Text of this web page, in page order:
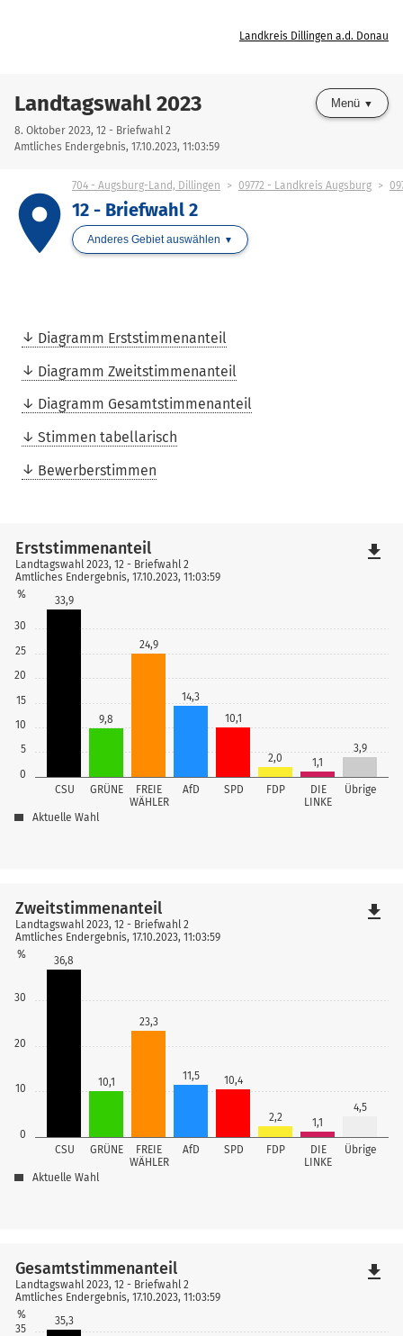
Landkreis Dillingen a.d. Donau
Landtagswahl 2023
8. Oktober 2023, 12 - Briefwahl 2
Amtliches Endergebnis, 17.10.2023, 11:03:59
Menü
place
704 - Augsburg-Land, Dillingen 09772 - Landkreis Augsburg
12 - Briefwahl 2
Anderes Gebiet auswählen
Diagramm Erststimmenanteil
Diagramm Zweitstimmenanteil
Diagramm Gesamtstimmenanteil
Stimmen tabellarisch
Bewerberstimmen
0
5
10
15
20
25
30
%
CSU GRÜNE
FREIE
WÄHLER
AfD SPD FDP
DIE
LINKE
Übrige
33,9
9,8
24,9
14,3
10,1
2,0 1,1
3,9
Erststimmenanteil
Landtagswahl 2023, 12 - Briefwahl 2
Amtliches Endergebnis, 17.10.2023, 11:03:59
Aktuelle Wahl
file_download
0
10
20
30
%
CSU GRÜNE
FREIE
WÄHLER
AfD SPD FDP
DIE
LINKE
Übrige
36,8
10,1
23,3
11,5 10,4
2,2 1,1
4,5
Zweitstimmenanteil
Landtagswahl 2023, 12 - Briefwahl 2
Amtliches Endergebnis, 17.10.2023, 11:03:59
Aktuelle Wahl
file_download
35
%
35,3
Gesamtstimmenanteil
Landtagswahl 2023, 12 - Briefwahl 2
Amtliches Endergebnis, 17.10.2023, 11:03:59
file_download